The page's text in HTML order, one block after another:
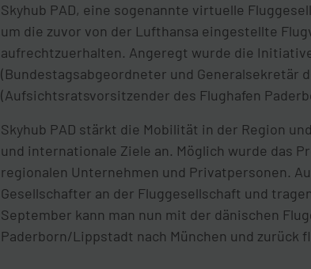
Skyhub PAD, eine sogenannte virtuelle
um die zuvor von der Lufthansa eingestellte
aufrechtzuerhalten. Angeregt wurde die
(Bundestagsabgeordneter und Generalsekretär
(Aufsichtsratsvorsitzender des Flughafen
Skyhub PAD stärkt die Mobilität in der Region
und internationale Ziele an. Möglich wurde das
regionalen Unternehmen und Privatpersonen.
Gesellschafter an der Fluggesellschaft und
September kann man nun mit der dänischen
Paderborn/Lippstadt nach München und zurück